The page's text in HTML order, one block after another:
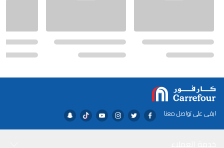
ابقى على تواصل معنا